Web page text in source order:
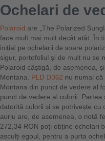
Ochelari de
Polaroid are „The Polarized
face mult mai mult decât atât. În
inițial pe ochelarii de soare
sigur, portofoliul și de mult nu se
Polaroid câștigă, de asemenea,
Montana. PLD D362 nu numai
Montana din punct de vedere al
punct de vedere al culorii.
datorită culorii și se potrivește cu
auriu are, de asemenea, o notă
272,34 RON poți obține ochelari
asculți egoul, pentru a purta